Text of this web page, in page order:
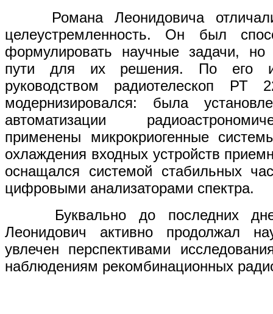
Романа Леонидовича отличали
целеустремленность. Он был
формулировать научные задачи, но
пути для их решения. По его
руководством радиотелескоп РТ
модернизировался: была
автоматизации
применены микрокриогенные
охлаждения входных устройств
оснащался системой стабильных
цифровыми анализаторами спектра.
Буквально до последних
Леонидович активно продолжал
увлечен перспективами
наблюдениям рекомбинационных